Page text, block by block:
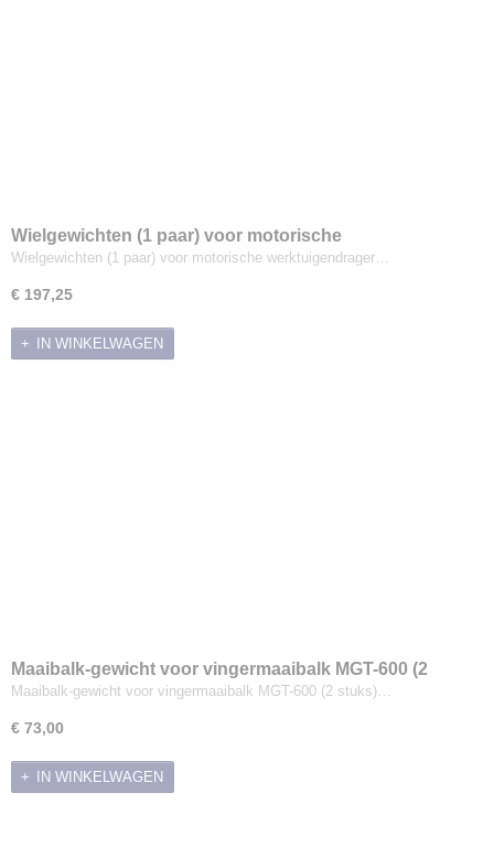
Wielgewichten (1 paar) voor motorische
werktuigendrager Jansen MGT-600
Wielgewichten (1 paar) voor motorische werktuigendrager…
€ 197,25
IN WINKELWAGEN
Maaibalk-gewicht voor vingermaaibalk MGT-600 (2
stuks)
Maaibalk-gewicht voor vingermaaibalk MGT-600 (2 stuks)…
€ 73,00
IN WINKELWAGEN